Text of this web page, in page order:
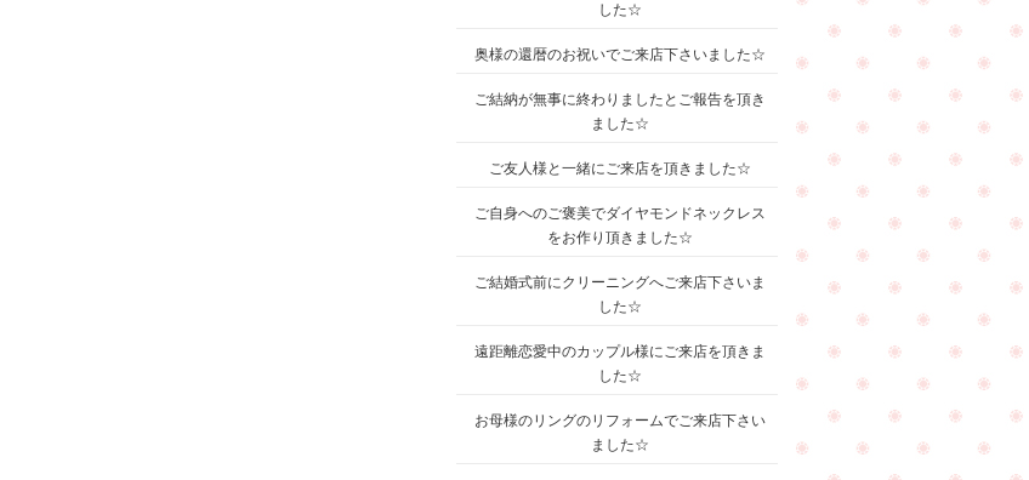
した☆
奥様の還暦のお祝いでご来店下さいました☆
ご結納が無事に終わりましたとご報告を頂き
ました☆
ご友人様と一緒にご来店を頂きました☆
ご自身へのご褒美でダイヤモンドネックレス
をお作り頂きました☆
ご結婚式前にクリーニングへご来店下さいま
した☆
遠距離恋愛中のカップル様にご来店を頂きま
した☆
お母様のリングのリフォームでご来店下さい
ました☆